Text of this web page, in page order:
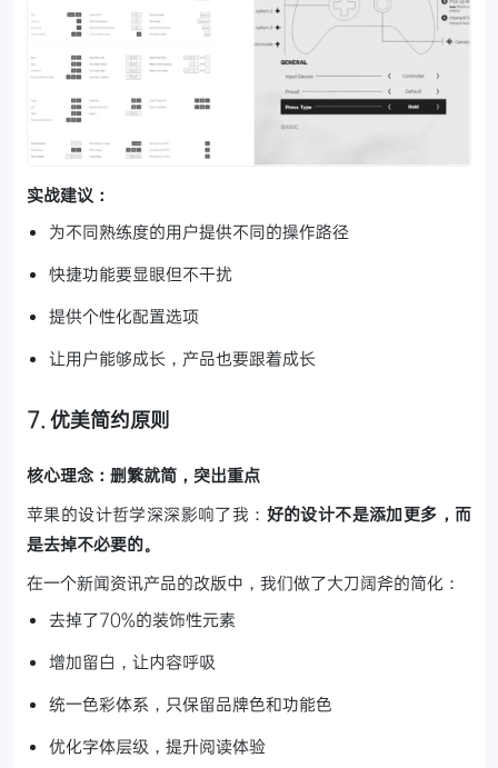
实战建议：
为不同熟练度的用户提供不同的操作路径
快捷功能要显眼但不干扰
提供个性化配置选项
让用户能够成长，产品也要跟着成长
7. 优美简约原则
核心理念：删繁就简，突出重点
苹果的设计哲学深深影响了我： 好的设计不是添加更多，而
是去掉不必要的。
在一个新闻资讯产品的改版中，我们做了大刀阔斧的简化：
去掉了70%的装饰性元素
增加留白，让内容呼吸
统一色彩体系，只保留品牌色和功能色
优化字体层级，提升阅读体验